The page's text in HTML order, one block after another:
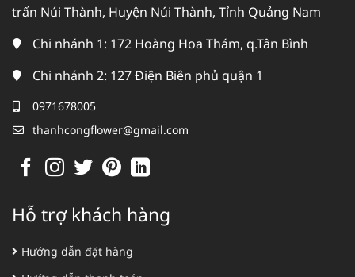
trấn Núi Thành, Huyện Núi Thành, Tỉnh Quảng Nam
Chi nhánh 1: 172 Hoàng Hoa Thám, q.Tân Bình
Chi nhánh 2: 127 Điện Biên phủ quận 1
0971678005
thanhcongflower@gmail.com
Hỗ trợ khách hàng
Hướng dẫn đặt hàng